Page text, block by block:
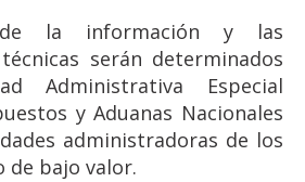
la información y las
serán determinados
Administrativa Especial
y Aduanas Nacionales
administradoras de los
de bajo valor.